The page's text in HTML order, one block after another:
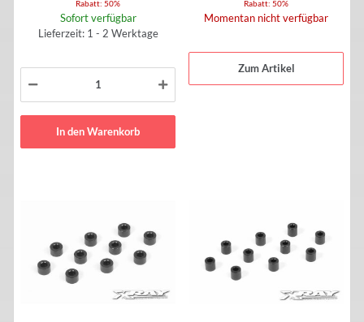
Rabatt: 50%
Sofort verfügbar
Lieferzeit: 1 - 2 Werktage
In den Warenkorb
Rabatt: 50%
Momentan nicht verfügbar
Zum Artikel